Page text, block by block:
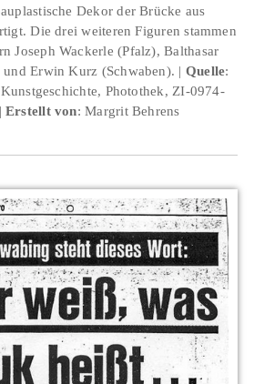
Dekor der Brücke aus
Die drei weiteren Figuren stammen
Joseph Wackerle (Pfalz), Balthasar
und Erwin Kurz (Schwaben).
Quelle:
Photothek, ZI-0974-
Erstellt von: Margrit Behrens